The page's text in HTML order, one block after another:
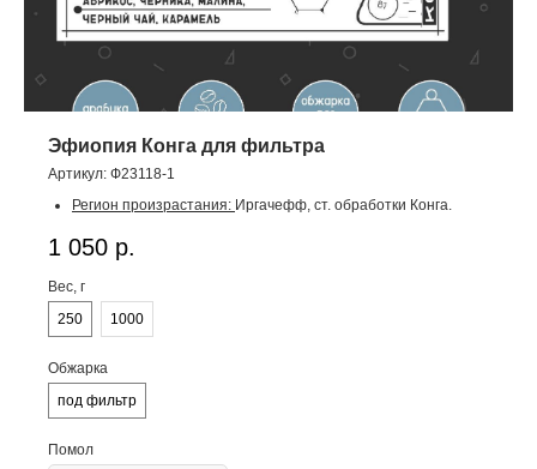
Эфиопия Конга для фильтра
Артикул: Ф23118-1
Регион произрастания: Иргачефф, ст. обработки Конга.
Высота произрастания:
Классификация:
Урожай:2025-2026.
Оценка SCA:
карамель.
1 050 р.
Вес, г
250
1000
Обжарка
под фильтр
Помол